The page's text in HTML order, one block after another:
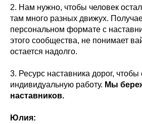
2. Нам нужно, чтобы человек
там много разных движух.
персональном формате с
этого сообщества, не понимает
остается надолго.
3. Ресурс наставника дорог, чтобы
индивидуальную работу. Мы
наставников.
Юлия: